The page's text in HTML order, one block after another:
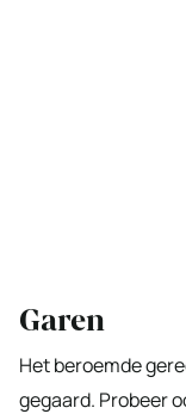
Garen
Het beroemde
gegaard. Probeer